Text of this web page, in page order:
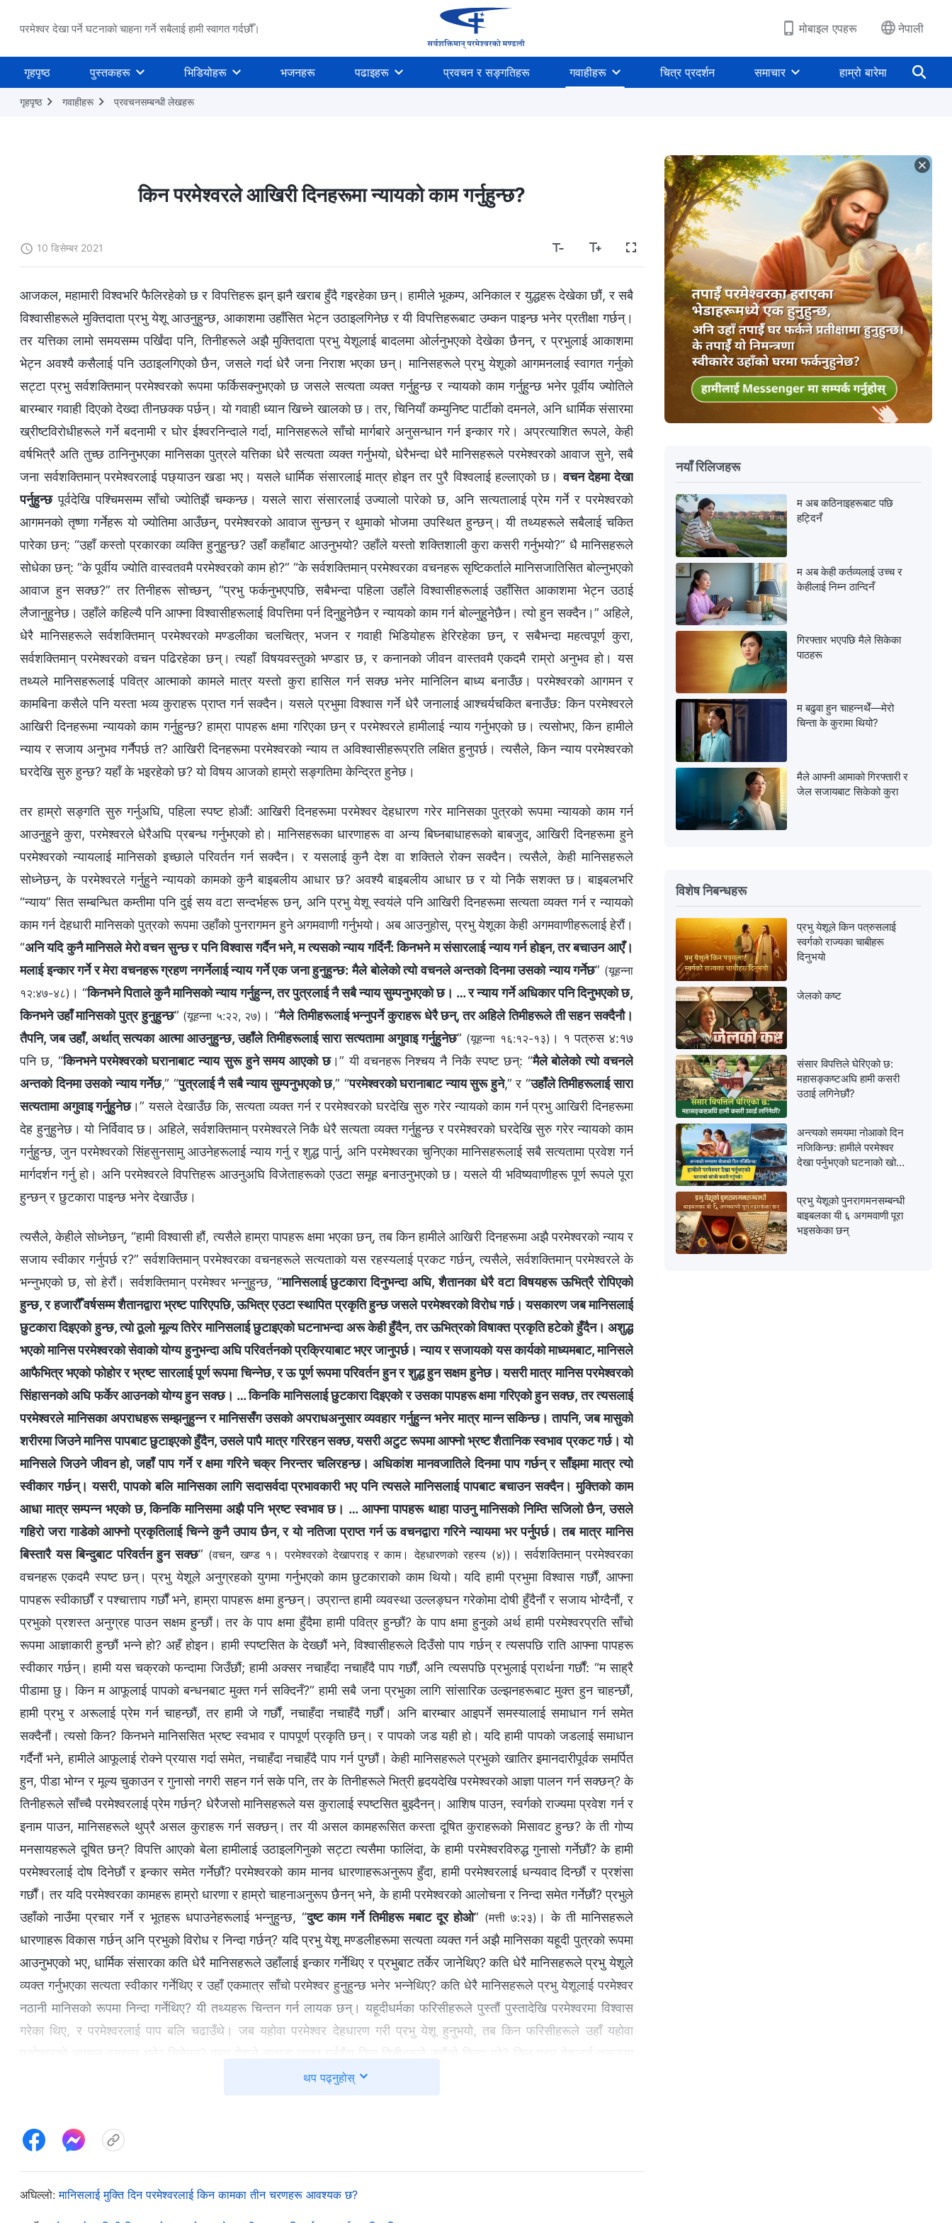
परमेश्वर देखा पर्ने घटनाको चाहना गर्ने सबैलाई हामी स्वागत गर्दछौँ। मोबाइल एपहरू नेपाली
गृहपृष्ठ पुस्तकहरू भिडियोहरू भजनहरू पढाइहरू प्रवचन र सङ्गतिहरू गवाहीहरू चित्र प्रदर्शन समाचार हाम्रो बारेमा
गृहपृष्ठ गवाहीहरू प्रवचनसम्‍बन्धी लेखहरू
किन परमेश्‍वरले आखिरी दिनहरूमा न्यायको काम गर्नुहुन्छ?
10 डिसेम्बर 2021
आजकल, महामारी विश्‍वभरि फैलिरहेको छ र विपत्तिहरू झन् झनै खराब हुँदै गइरहेका छन्। हामीले भूकम्प, अनिकाल र युद्धहरू देखेका छौं, र सबै
विश्‍वासीहरूले मुक्तिदाता प्रभु येशू आउनुहुन्छ, आकाशमा उहाँसित भेट्न उठाइलगिनेछ र यी विपत्तिहरूबाट उम्कन पाइन्छ भनेर प्रतीक्षा गर्छन्।
तर यत्तिका लामो समयसम्म पर्खिंदा पनि, तिनीहरूले अझै मुक्तिदाता प्रभु येशूलाई बादलमा ओर्लनुभएको देखेका छैनन्, र प्रभुलाई आकाशमा
भेट्न अवश्यै कसैलाई पनि उठाइलगिएको छैन, जसले गर्दा धेरै जना निराश भएका छन्। मानिसहरूले प्रभु येशूको आगमनलाई स्वागत गर्नुको
सट्टा प्रभु सर्वशक्तिमान् परमेश्‍वरको रूपमा फर्किसक्नुभएको छ जसले सत्यता व्यक्त गर्नुहुन्छ र न्यायको काम गर्नुहुन्छ भनेर पूर्वीय ज्योतिले
बारम्बार गवाही दिएको देख्दा तीनछक्क पर्छन्। यो गवाही ध्यान खिच्ने खालको छ। तर, चिनियाँ कम्युनिष्ट पार्टीको दमनले, अनि धार्मिक संसारमा
ख्रीष्टविरोधीहरूले गर्ने बदनामी र घोर ईश्‍वरनिन्दाले गर्दा, मानिसहरूले साँचो मार्गबारे अनुसन्धान गर्न इन्कार गरे। अप्रत्याशित रूपले, केही
वर्षभित्रै अति तुच्छ ठानिनुभएका मानिसका पुत्रले यत्तिका धेरै सत्यता व्यक्त गर्नुभयो, धेरैभन्दा धेरै मानिसहरूले परमेश्‍वरको आवाज सुने, सबै
जना सर्वशक्तिमान् परमेश्‍वरलाई पछ्याउन खडा भए। यसले धार्मिक संसारलाई मात्र होइन तर पुरै विश्‍वलाई हल्लाएको छ।वचन देहमा देखा
पर्नुहुन्छपूर्वदेखि पश्चिमसम्म साँचो ज्योतिझैं चम्कन्छ। यसले सारा संसारलाई उज्यालो पारेको छ, अनि सत्यतालाई प्रेम गर्ने र परमेश्‍वरको
आगमनको तृष्णा गर्नेहरू यो ज्योतिमा आउँछन्, परमेश्‍वरको आवाज सुन्छन् र थुमाको भोजमा उपस्थित हुन्छन्। यी तथ्यहरूले सबैलाई चकित
पारेका छन्: “उहाँ कस्तो प्रकारका व्यक्ति हुनुहुन्छ? उहाँ कहाँबाट आउनुभयो? उहाँले यस्तो शक्तिशाली कुरा कसरी गर्नुभयो?” धै मानिसहरूले
सोधेका छन्: “के पूर्वीय ज्योति वास्वतवमै परमेश्‍वरको काम हो?” “के सर्वशक्तिमान् परमेश्‍वरका वचनहरू सृष्टिकर्ताले मानिसजातिसित बोल्नुभएको
आवाज हुन सक्छ?” तर तिनीहरू सोच्छन्, “प्रभु फर्कनुभएपछि, सबैभन्दा पहिला उहाँले विश्‍वासीहरूलाई उहाँसित आकाशमा भेट्न उठाई
लैजानुहुनेछ। उहाँले कहिल्यै पनि आफ्ना विश्‍वासीहरूलाई विपत्तिमा पर्न दिनुहुनेछैन र न्यायको काम गर्न बोल्नुहुनेछैन। त्यो हुन सक्दैन।” अहिले,
धेरै मानिसहरूले सर्वशक्तिमान् परमेश्‍वरको मण्डलीका चलचित्र, भजन र गवाही भिडियोहरू हेरिरहेका छन्, र सबैभन्दा महत्वपूर्ण कुरा,
सर्वशक्तिमान् परमेश्‍वरको वचन पढिरहेका छन्। त्यहाँ विषयवस्तुको भण्डार छ, र कनानको जीवन वास्तवमै एकदमै राम्रो अनुभव हो। यस
तथ्यले मानिसहरूलाई पवित्र आत्माको कामले मात्र यस्तो कुरा हासिल गर्न सक्छ भनेर मानिलिन बाध्य बनाउँछ। परमेश्‍वरको आगमन र
कामबिना कसैले पनि यस्ता भव्य कुराहरू प्राप्त गर्न सक्दैन। यसले प्रभुमा विश्‍वास गर्ने धेरै जनालाई आश्चर्यचकित बनाउँछ: किन परमेश्‍वरले
आखिरी दिनहरूमा न्यायको काम गर्नुहुन्छ? हाम्रा पापहरू क्षमा गरिएका छन् र परमेश्‍वरले हामीलाई न्याय गर्नुभएको छ। त्यसोभए, किन हामीले
न्याय र सजाय अनुभव गर्नैपर्छ त? आखिरी दिनहरूमा परमेश्‍वरको न्याय त अविश्‍वासीहरूप्रति लक्षित हुनुपर्छ। त्यसैले, किन न्याय परमेश्‍वरको
घरदेखि सुरु हुन्छ? यहाँ के भइरहेको छ? यो विषय आजको हाम्रो सङ्गतिमा केन्द्रित हुनेछ।
तर हाम्रो सङ्गति सुरु गर्नुअघि, पहिला स्पष्ट होऔं: आखिरी दिनहरूमा परमेश्‍वर देहधारण गरेर मानिसका पुत्रको रूपमा न्यायको काम गर्न
आउनुहुने कुरा, परमेश्‍वरले धेरैअघि प्रबन्ध गर्नुभएको हो। मानिसहरूका धारणाहरू वा अन्य बिघ्नबाधाहरूको बाबजुद, आखिरी दिनहरूमा हुने
परमेश्‍वरको न्यायलाई मानिसको इच्छाले परिवर्तन गर्न सक्दैन। र यसलाई कुनै देश वा शक्तिले रोक्न सक्दैन। त्यसैले, केही मानिसहरूले
सोध्नेछन्, के परमेश्‍वरले गर्नुहुने न्यायको कामको कुनै बाइबलीय आधार छ? अवश्यै बाइबलीय आधार छ र यो निकै सशक्त छ। बाइबलभरि
“न्याय” सित सम्बन्धित कम्तीमा पनि दुई सय वटा सन्दर्भहरू छन्, अनि प्रभु येशू स्वयंले पनि आखिरी दिनहरूमा सत्यता व्यक्त गर्न र न्यायको
काम गर्न देहधारी मानिसको पुत्रको रूपमा उहाँको पुनरागमन हुने अगमवाणी गर्नुभयो। अब आउनुहोस्, प्रभु येशूका केही अगमवाणीहरूलाई हेरौं।
“अनि यदि कुनै मानिसले मेरो वचन सुन्छ र पनि विश्‍वास गर्दैन भने, म त्यसको न्याय गर्दिनँ: किनभने म संसारलाई न्याय गर्न होइन, तर बचाउन आएँ।
मलाई इन्कार गर्ने र मेरा वचनहरू ग्रहण नगर्नेलाई न्याय गर्ने एक जना हुनुहुन्छ: मैले बोलेको त्यो वचनले अन्तको दिनमा उसको न्याय गर्नेछ” (यूहन्‍ना
१२:४७-४८) । “किनभने पिताले कुनै मानिसको न्याय गर्नुहुन्न, तर पुत्रलाई नै सबै न्याय सुम्पनुभएको छ। … र न्याय गर्ने अधिकार पनि दिनुभएको छ,
किनभने उहाँ मानिसको पुत्र हुनुहुन्छ” (यूहन्‍ना ५:२२, २७) । “मैले तिमीहरूलाई भन्‍नुपर्ने कुराहरू धेरै छन्, तर अहिले तिमीहरूले ती सहन सक्‍दैनौ।
तैपनि, जब उहाँ, अर्थात् सत्यका आत्मा आउनुहुन्छ, उहाँले तिमीहरूलाई सारा सत्यतामा अगुवाइ गर्नुहुनेछ” (यूहन्‍ना १६:१२-१३) । १ पत्रुस ४:१७
पनि छ, “किनभने परमेश्‍वरको घरानाबाट न्याय सुरू हुने समय आएको छ।” यी वचनहरू निश्चय नै निकै स्पष्ट छन्: “मैले बोलेको त्यो वचनले
अन्तको दिनमा उसको न्याय गर्नेछ,” “पुत्रलाई नै सबै न्याय सुम्पनुभएको छ,” “परमेश्‍वरको घरानाबाट न्याय सुरू हुने,” र “उहाँले तिमीहरूलाई सारा
सत्यतामा अगुवाइ गर्नुहुनेछ।” यसले देखाउँछ कि, सत्यता व्यक्त गर्न र परमेश्‍वरको घरदेखि सुरु गरेर न्यायको काम गर्न प्रभु आखिरी दिनहरूमा
देह हुनुहुनेछ। यो निर्विवाद छ। अहिले, सर्वशक्तिमान् परमेश्‍वरले निकै धेरै सत्यता व्यक्त गर्नुहुन्छ र परमेश्‍वरको घरदेखि सुरु गरेर न्यायको काम
गर्नुहुन्छ, जुन परमेश्‍वरको सिंहसुनसामु आउनेहरूलाई न्याय गर्नु र शुद्ध पार्नु, अनि परमेश्‍वरका चुनिएका मानिसहरूलाई सबै सत्यतामा प्रवेश गर्न
मार्गदर्शन गर्नु हो। अनि परमेश्‍वरले विपत्तिहरू आउनुअघि विजेताहरूको एउटा समूह बनाउनुभएको छ। यसले यी भविष्यवाणीहरू पूर्ण रूपले पूरा
हुन्छन् र छुटकारा पाइन्छ भनेर देखाउँछ।
त्यसैले, केहीले सोध्नेछन्, “हामी विश्‍वासी हौं, त्यसैले हाम्रा पापहरू क्षमा भएका छन्, तब किन हामीले आखिरी दिनहरूमा अझै परमेश्‍वरको न्याय र
सजाय स्वीकार गर्नुपर्छ र?” सर्वशक्तिमान् परमेश्‍वरका वचनहरूले सत्यताको यस रहस्यलाई प्रकट गर्छन्, त्यसैले, सर्वशक्तिमान् परमेश्‍वरले के
भन्नुभएको छ, सो हेरौं। सर्वशक्तिमान्‌ परमेश्‍वर भन्नुहुन्छ, “मानिसलाई छुटकारा दिनुभन्दा अघि, शैतानका धेरै वटा विषयहरू ऊभित्रै रोपिएको
हुन्छ, र हजारौँ वर्षसम्म शैतानद्वारा भ्रष्ट पारिएपछि, ऊभित्र एउटा स्थापित प्रकृति हुन्छ जसले परमेश्‍वरको विरोध गर्छ। यसकारण जब मानिसलाई
छुटकारा दिइएको हुन्छ, त्यो ठूलो मूल्य तिरेर मानिसलाई छुटाइएको घटनाभन्दा अरू केही हुँदैन, तर ऊभित्रको विषाक्त प्रकृति हटेको हुँदैन। अशुद्ध
भएको मानिस परमेश्‍वरको सेवाको योग्य हुनुभन्दा अघि परिवर्तनको प्रक्रियाबाट भएर जानुपर्छ। न्याय र सजायको यस कार्यको माध्यमबाट, मानिसले
आफैभित्र भएको फोहोर र भ्रष्ट सारलाई पूर्ण रूपमा चिन्‍नेछ, र ऊ पूर्ण रूपमा परिवर्तन हुन र शुद्ध हुन सक्षम हुनेछ। यसरी मात्र मानिस परमेश्‍वरको
सिंहासनको अघि फर्केर आउनको योग्य हुन सक्छ। … किनकि मानिसलाई छुटकारा दिइएको र उसका पापहरू क्षमा गरिएको हुन सक्छ, तर त्यसलाई
परमेश्‍वरले मानिसका अपराधहरू सम्‍झनुहुन्‍न र मानिससँग उसको अपराधअनुसार व्यवहार गर्नुहुन्‍न भनेर मात्र मान्न सकिन्छ। तापनि, जब मासुको
शरीरमा जिउने मानिस पापबाट छुटाइएको हुँदैन, उसले पापै मात्र गरिरहन सक्छ, यसरी अटुट रूपमा आफ्नो भ्रष्ट शैतानिक स्वभाव प्रकट गर्छ। यो
मानिसले जिउने जीवन हो, जहाँ पाप गर्ने र क्षमा गरिने चक्र निरन्तर चलिरहन्छ। अधिकांश मानवजातिले दिनमा पाप गर्छन् र साँझमा मात्र त्यो
स्वीकार गर्छन्। यसरी, पापको बलि मानिसका लागि सदासर्वदा प्रभावकारी भए पनि त्यसले मानिसलाई पापबाट बचाउन सक्दैन। मुक्तिको काम
आधा मात्र सम्पन्न भएको छ, किनकि मानिसमा अझै पनि भ्रष्ट स्वभाव छ। … आफ्ना पापहरू थाहा पाउनु मानिसको निम्ति सजिलो छैन, उसले
गहिरो जरा गाडेको आफ्‍नो प्रकृतिलाई चिन्ने कुनै उपाय छैन, र यो नतिजा प्राप्त गर्न ऊ वचनद्वारा गरिने न्यायमा भर पर्नुपर्छ। तब मात्र मानिस
बिस्तारै यस बिन्दुबाट परिवर्तन हुन सक्छ” (वचन, खण्ड १। परमेश्‍वरको देखापराइ र काम। देहधारणको रहस्य (४)) । सर्वशक्तिमान् परमेश्‍वरका
वचनहरू एकदमै स्पष्ट छन्। प्रभु येशूले अनुग्रहको युगमा गर्नुभएको काम छुटकाराको काम थियो। यदि हामी प्रभुमा विश्‍वास गर्छौं, आफ्ना
पापहरू स्वीकार्छौं र पश्चात्ताप गर्छौं भने, हाम्रा पापहरू क्षमा हुन्छन्। उप्रान्त हामी व्यवस्था उल्लङ्घन गरेकोमा दोषी हुँदैनौं र सजाय भोग्दैनौं, र
प्रभुको प्रशस्त अनुग्रह पाउन सक्षम हुन्छौं। तर के पाप क्षमा हुँदैमा हामी पवित्र हुन्छौं? के पाप क्षमा हुनुको अर्थ हामी परमेश्‍वरप्रति साँचो
रूपमा आज्ञाकारी हुन्छौं भन्ने हो? अहँ होइन। हामी स्पष्टसित के देख्छौं भने, विश्‍वासीहरूले दिउँसो पाप गर्छन् र त्यसपछि राति आफ्ना पापहरू
स्वीकार गर्छन्। हामी यस चक्रको फन्दामा जिउँछौं; हामी अक्सर नचाहँदा नचाहँदै पाप गर्छौं, अनि त्यसपछि प्रभुलाई प्रार्थना गर्छौं: “म साह्रै
पीडामा छु। किन म आफूलाई पापको बन्धनबाट मुक्त गर्न सक्दिनँ?” हामी सबै जना प्रभुका लागि सांसारिक उल्झनहरूबाट मुक्त हुन चाहन्छौं,
हामी प्रभु र अरूलाई प्रेम गर्न चाहन्छौं, तर हामी जे गर्छौं, नचाहँदा नचाहँदै गर्छौं। अनि बारम्बार आइपर्ने समस्यालाई समाधान गर्न समेत
सक्दैनौं। त्यसो किन? किनभने मानिससित भ्रष्ट स्वभाव र पापपूर्ण प्रकृति छन्। र पापको जड यही हो। यदि हामी पापको जडलाई समाधान
गर्दैनौं भने, हामीले आफूलाई रोक्ने प्रयास गर्दा समेत, नचाहँदा नचाहँदै पाप गर्न पुग्छौं। केही मानिसहरूले प्रभुको खातिर इमानदारीपूर्वक समर्पित
हुन, पीडा भोग्न र मूल्य चुकाउन र गुनासो नगरी सहन गर्न सके पनि, तर के तिनीहरूले भित्री हृदयदेखि परमेश्‍वरको आज्ञा पालन गर्न सक्छन्? के
तिनीहरूले साँच्चै परमेश्‍वरलाई प्रेम गर्छन्? धेरैजसो मानिसहरूले यस कुरालाई स्पष्टसित बुझ्दैनन्। आशिष पाउन, स्वर्गको राज्यमा प्रवेश गर्न र
इनाम पाउन, मानिसहरूले थुप्रै असल कुराहरू गर्न सक्छन्। तर यी असल कामहरूसित कस्ता दूषित कुराहरूको मिसावट हुन्छ? के ती गोप्य
मनसायहरूले दूषित छन्? विपत्ति आएको बेला हामीलाई उठाइलगिनुको सट्टा त्यसैमा फालिंदा, के हामी परमेश्‍वरविरुद्ध गुनासो गर्नेछौं? के हामी
परमेश्‍वरलाई दोष दिनेछौं र इन्कार समेत गर्नेछौं? परमेश्‍वरको काम मानव धारणाहरूअनुरूप हुँदा, हामी परमेश्‍वरलाई धन्यवाद दिन्छौं र प्रशंसा
गर्छौं। तर यदि परमेश्‍वरका कामहरू हाम्रो धारणा र हाम्रो चाहनाअनुरूप छैनन् भने, के हामी परमेश्‍वरको आलोचना र निन्दा समेत गर्नेछौं? प्रभुले
उहाँको नाउँमा प्रचार गर्ने र भूतहरू धपाउनेहरूलाई भन्नुहुन्छ, “दुष्ट काम गर्ने तिमीहरू मबाट दूर होओ” (मत्ती ७:२३) । के ती मानिसहरूले
धारणाहरू विकास गर्छन् अनि प्रभुको विरोध र निन्दा गर्छन्? यदि प्रभु येशू मण्डलीहरूमा सत्यता व्यक्त गर्न अझै मानिसका यहूदी पुत्रको रूपमा
आउनुभएको भए, धार्मिक संसारका कति धेरै मानिसहरूले उहाँलाई इन्कार गर्नेथिए र प्रभुबाट तर्केर जानेथिए? कति धेरै मानिसहरूले प्रभु येशूले
व्यक्त गर्नुभएका सत्यता स्वीकार गर्नेथिए र उहाँ एकमात्र साँचो परमेश्‍वर हुनुहुन्छ भनेर भन्नेथिए? कति धेरै मानिसहरूले प्रभु येशूलाई परमेश्‍वर
नठानी मानिसको रूपमा निन्दा गर्नेथिए? यी तथ्यहरू चिन्तन गर्न लायक छन्। यहूदीधर्मका फरिसीहरूले पुस्तौं पुस्तादेखि परमेश्‍वरमा विश्‍वास
गरेका थिए, र परमेश्‍वरलाई पाप बलि चढाउँथे। जब यहोवा परमेश्‍वर देहधारण गरी प्रभु येशू हुनुभयो, तब किन फरिसीहरूले उहाँ यहोवा
कीला ठोकियो? यस समस्याको सार के हो? फरिसीहरूले परमेश्‍वरलाई पुस्तौं पुस्तादेखि विश्‍वास गरे तापनि किन उहाँलाई चिनेनन्? किन अझै
बदनाम समेत गर्छन्? यदि प्रभु येशू अझै पनि मानिसका यहूदी पुत्रको रूपमा फर्कनुभएको भए, र उहाँले धार्मिक संसारमा सत्यता व्यक्त गर्नुभएको
तरिकामा सत्यता व्यक्त गर्नुहुन्छ, र दुवै जना सामान्य मानिसका पुत्र हुनुहुन्छ। धार्मिक संसारले सर्वशक्तिमान् परमेश्‍वरलाई अति नै विरोध गर्छ,
थप पढ्नुहोस्
अघिल्लो:मानिसलाई मुक्ति दिन परमेश्‍वरलाई किन कामका तीन चरणहरू आवश्यक छ?
नयाँ रिलिजहरू
म अब कठिनाइहरूबाट पछि
हट्दिनँ
म अब केही कर्तव्यलाई उच्च र
केहीलाई निम्न ठान्दिनँ
गिरफ्तार भएपछि मैले सिकेका
पाठहरू
म बढुवा हुन चाहन्नथेँ—मेरो
चिन्ता के कुरामा थियो?
मैले आफ्नी आमाको गिरफ्तारी र
जेल सजायबाट सिकेको कुरा
विशेष निबन्धहरू
प्रभु येशूले किन पत्रुसलाई
स्वर्गको राज्यका चाबीहरू
दिनुभयो
जेलको कष्ट
संसार विपत्तिले घेरिएको छ:
महासङ्कष्टअघि हामी कसरी
उठाई लगिनेछौं?
अन्त्यको समयमा नोआको दिन
नजिकिन्छ: हामीले परमेश्‍वर
देखा पर्नुभएको घटनाको खोजी
प्रभु येशूको पुनरागमनसम्‍बन्धी
बाइबलका यी ६ अगमवाणी पूरा
भइसकेका छन्